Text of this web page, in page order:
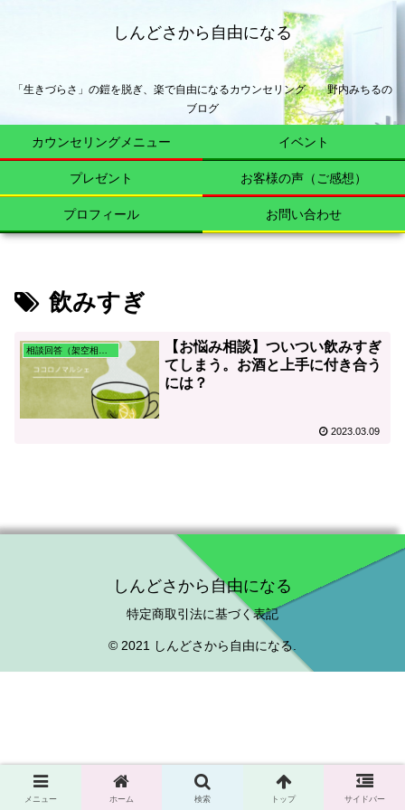
しんどさから自由になる
「生きづらさ」の鎧を脱ぎ、楽で自由になるカウンセリング 野内みちるの
ブログ
カウンセリングメニュー イベント
プレゼント お客様の声（ご感想）
プロフィール お問い合わせ
飲みすぎ
【お悩み相談】ついつい飲みすぎ
てしまう。お酒と上手に付き合う
には？
2023.03.09
しんどさから自由になる
特定商取引法に基づく表記
© 2021 しんどさから自由になる.
メニュー ホーム 検索 トップ サイドバー